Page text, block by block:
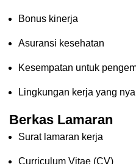
Bonus kinerja
Asuransi kesehatan
Kesempatan untuk
Lingkungan kerja yang
Berkas Lamaran
Surat lamaran kerja
Curriculum Vitae (CV)